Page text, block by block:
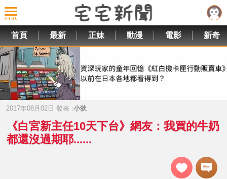
首頁 最新 正妹 動漫 電影 新奇
2017年08月02日 發表 :小狄
《白宮新主任10天下台》網友：我買的牛奶
都還沒過期耶......